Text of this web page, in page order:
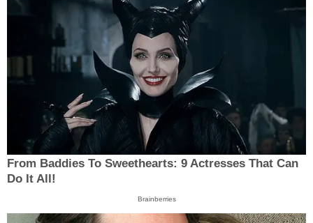
From Baddies To Sweethearts: 9 Actresses That Can
Do It All!
Brainberries